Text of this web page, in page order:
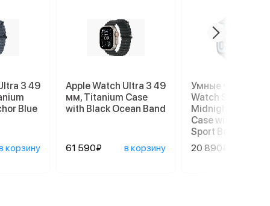
3 49
Blue
корзину
Apple Watch Ultra 3 49
мм, Titanium Case
with Black Ocean Band
61 590₽ в корзину
Умные часы
Watch SE 3 40
Midnight
Case with
Sport Band (S/M)
20 890₽